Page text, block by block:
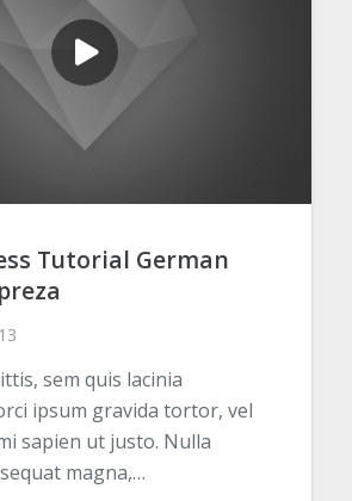
Tutorial German
sem quis lacinia
ipsum gravida tortor, vel
sapien ut justo. Nulla
magna,…